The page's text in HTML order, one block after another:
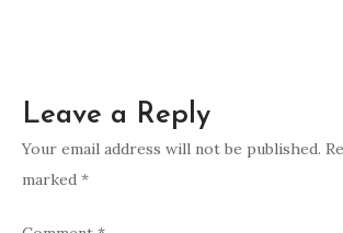
Leave a Reply
Your email address will not be published.
marked *